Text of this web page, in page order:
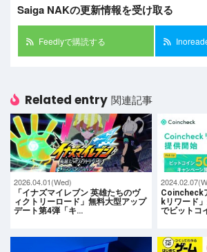
Saiga NAKの更新情報を受け取る
Feedlyで購読する
Related entry 関連記事
2026.04.01(Wed)
「イナズマイレブン 英雄たちのヴ
ィクトリーロード」無料大型アップ
デート第4弾「キ…
Coincheck
kリワード
でビットコ